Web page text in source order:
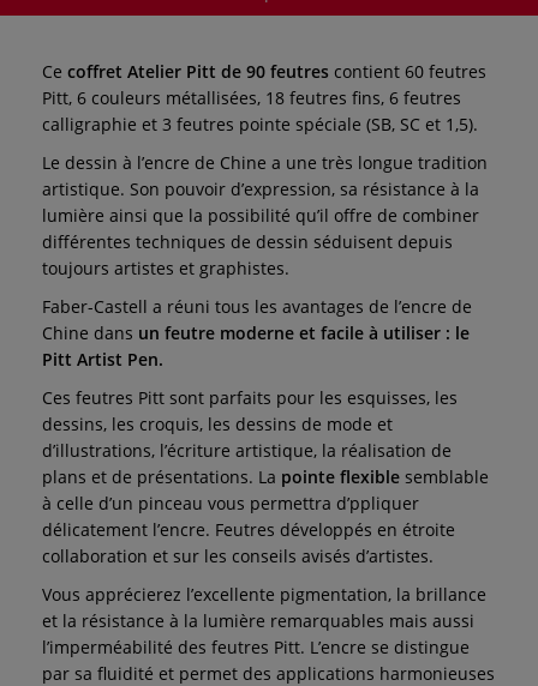
Ce coffret Atelier Pitt de 90 feutres contient 60 feutres
Pitt, 6 couleurs métallisées, 18 feutres fins, 6 feutres
calligraphie et 3 feutres pointe spéciale (SB, SC et 1,5).
Le dessin à l’encre de Chine a une très longue tradition
artistique. Son pouvoir d’expression, sa résistance à la
lumière ainsi que la possibilité qu’il offre de combiner
différentes techniques de dessin séduisent depuis
toujours artistes et graphistes.
Faber-Castell a réuni tous les avantages de l’encre de
Chine dans un feutre moderne et facile à utiliser : le
Pitt Artist Pen.
Ces feutres Pitt sont parfaits pour les esquisses, les
dessins, les croquis, les dessins de mode et
d’illustrations, l’écriture artistique, la réalisation de
plans et de présentations. La pointe flexible semblable
à celle d’un pinceau vous permettra d’ppliquer
délicatement l’encre. Feutres développés en étroite
collaboration et sur les conseils avisés d’artistes.
Vous apprécierez l’excellente pigmentation, la brillance
et la résistance à la lumière remarquables mais aussi
l’imperméabilité des feutres Pitt. L’encre se distingue
par sa fluidité et permet des applications harmonieuses